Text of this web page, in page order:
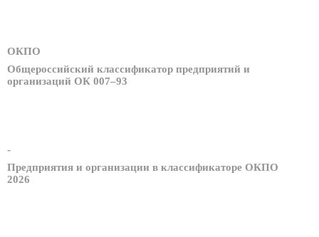
ОКПО
Общероссийский классификатор предприятий и
организаций ОК 007–93
-
Предприятия и организации в классификаторе ОКПО
2026